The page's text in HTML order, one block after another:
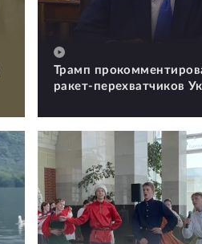
Трамп
ракет-перехватчиков